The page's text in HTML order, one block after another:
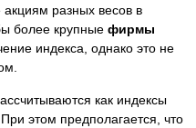
разных весов в
более крупные фирмы
индекса, однако это не
как индексы
этом предполагается, что